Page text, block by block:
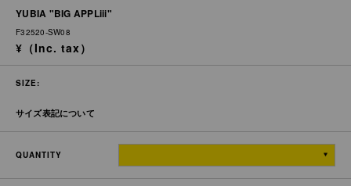
YUBIA "BIG APPLiii"
F32520-SW08
SIZE:
サイズ表記について
着丈 身幅 肩幅
袖丈
69 64 55
56
QUANTITY